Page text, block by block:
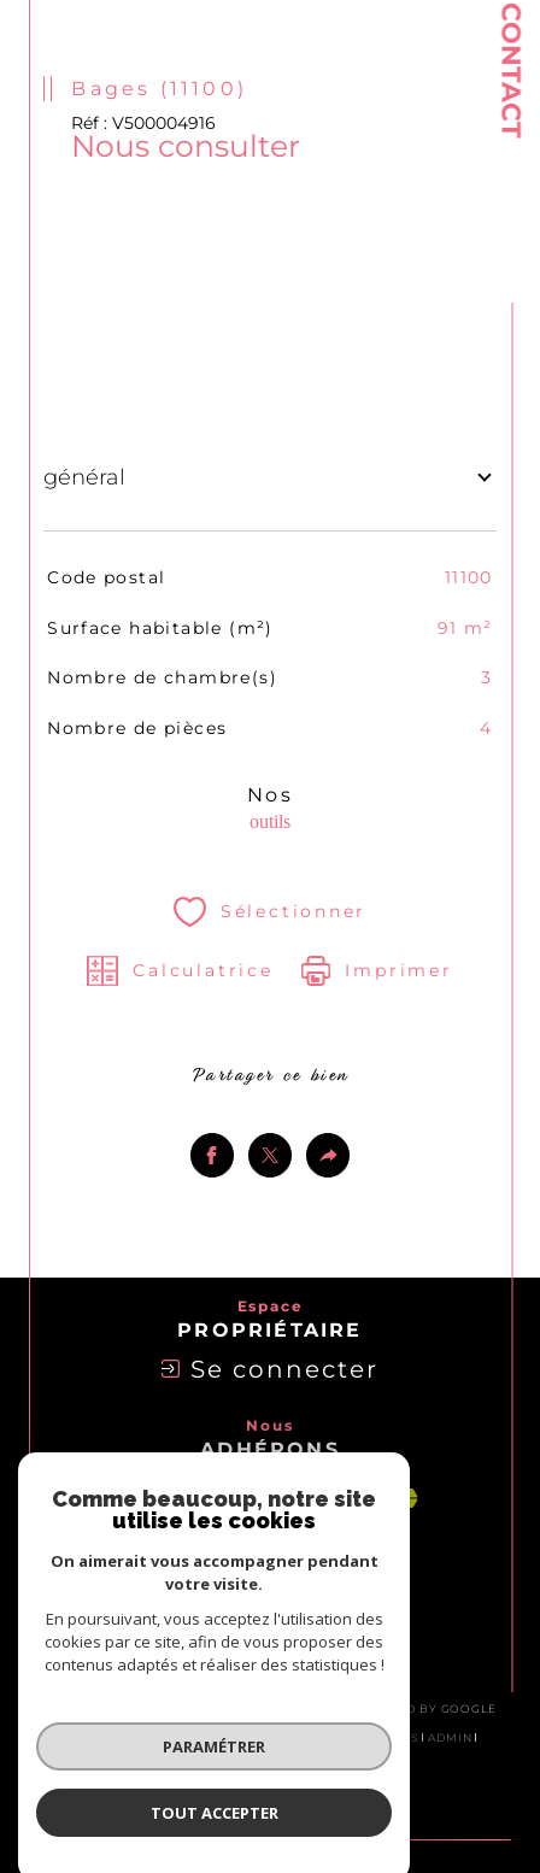
CONTACT
Bages (11100)
Réf : V500004916
Nous consulter
général
TRAD_SIROCCO_Caracteristique
Code postal 11100
Surface habitable (m²) 91 m²
Nombre de chambre(s) 3
Nombre de pièces 4
Nos
outils
Sélectionner
Calculatrice Imprimer
Partager ce bien
Espace
PROPRIÉTAIRE
Se connecter
Nous
ADHÉRONS
© 2026 | TOUS DROITS RÉSERVÉS | TRADUCTION POWERED BY GOOGLE
|
PLAN DU SITE MENTIONS LÉGALES
ADMIN
NOS LIENS
POLITIQUE RGPD COOKIES
Comme beaucoup, notre site
utilise les cookies
On aimerait vous accompagner pendant
votre visite.
En poursuivant, vous acceptez l'utilisation des
cookies par ce site, afin de vous proposer des
contenus adaptés et réaliser des statistiques !
PARAMÉTRER
TOUT ACCEPTER